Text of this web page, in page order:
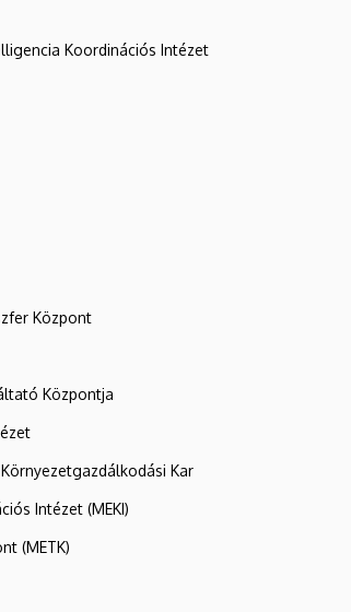
Koordinációs Intézet
Központ
Központja
Kar
Intézet (MEKI)
(METK)